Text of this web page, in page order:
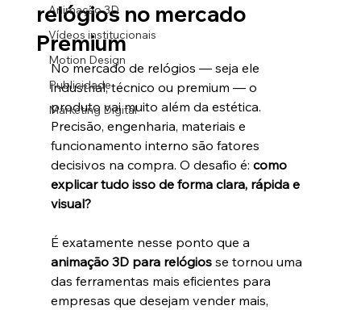
Animação 3D
Vídeos institucionais
Motion Design
Publicidade
Marketing Digital
relógios no mercado
Premium
No mercado de relógios — seja ele
industrial, técnico ou premium — o
produto vai muito além da estética.
Precisão, engenharia, materiais e
funcionamento interno são fatores
decisivos na compra. O desafio é: como
explicar tudo isso de forma clara, rápida e
visual?
É exatamente nesse ponto que a
animação 3D para relógios se tornou uma
das ferramentas mais eficientes para
empresas que desejam vender mais,